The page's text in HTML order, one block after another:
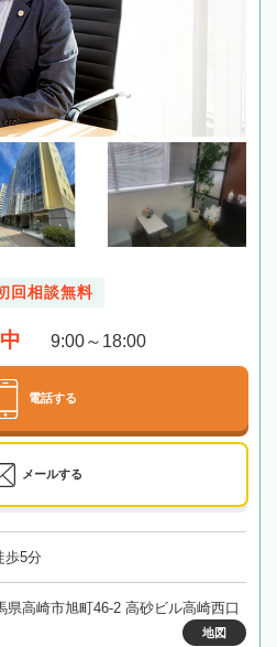
回相談無料
9:00～18:00
電話する
メールする
歩5分
県高崎市旭町46-2 高砂ビル高崎西口
地図